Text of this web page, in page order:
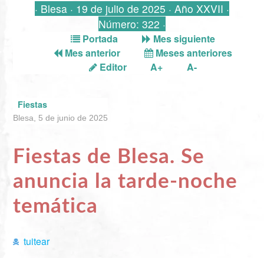
· Blesa · 19 de julio de 2025 · Año XXVII ·
Número: 322 ·
Portada
Mes siguiente
Mes anterior
Meses anteriores
Editor
A+ A-
Fiestas
Blesa, 5 de junio de 2025
Fiestas de Blesa. Se
anuncia la tarde-noche
temática
tuitear